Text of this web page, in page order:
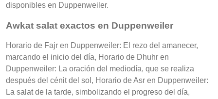
disponibles en Duppenweiler.
Awkat salat exactos en Duppenweiler
Horario de Fajr en Duppenweiler: El rezo del amanecer,
marcando el inicio del día, Horario de Dhuhr en
Duppenweiler: La oración del mediodía, que se realiza
después del cénit del sol, Horario de Asr en Duppenweiler:
La salat de la tarde, simbolizando el progreso del día,